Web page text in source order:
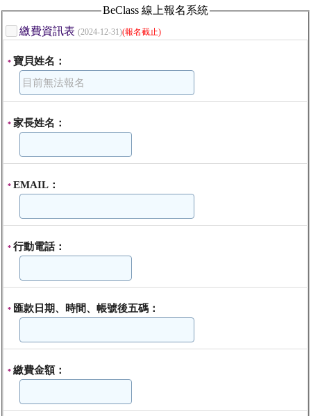
BeClass 線上報名系統
繳費資訊表 (2024-12-31)(報名截止)
* 寶貝姓名：
*家長姓名：
* EMAIL：
*行動電話：
* 匯款日期、時間、帳號後五碼：
*繳費金額：